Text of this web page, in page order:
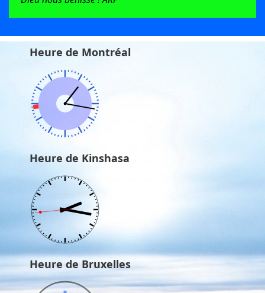
Heure de Montréal
Heure de Kinshasa
Heure de Bruxelles